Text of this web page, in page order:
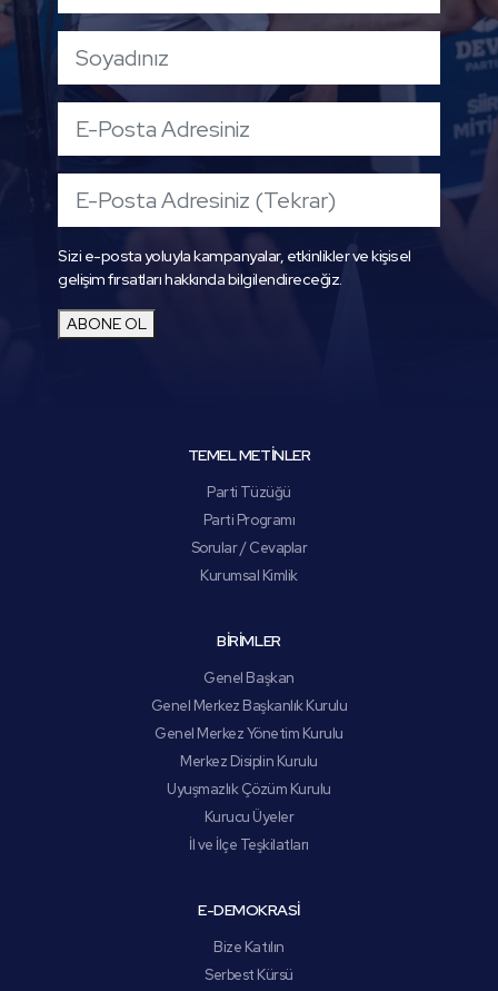
Sizi e-posta yoluyla kampanyalar, etkinlikler ve kişisel
gelişim fırsatları hakkında bilgilendireceğiz.
ABONE OL
TEMEL METİNLER
Parti Tüzüğü
Parti Programı
Sorular / Cevaplar
Kurumsal Kimlik
BİRİMLER
Genel Başkan
Genel Merkez Başkanlık Kurulu
Genel Merkez Yönetim Kurulu
Merkez Disiplin Kurulu
Uyuşmazlık Çözüm Kurulu
Kurucu Üyeler
İl ve İlçe Teşkilatları
E-DEMOKRASİ
Bize Katılın
Serbest Kürsü